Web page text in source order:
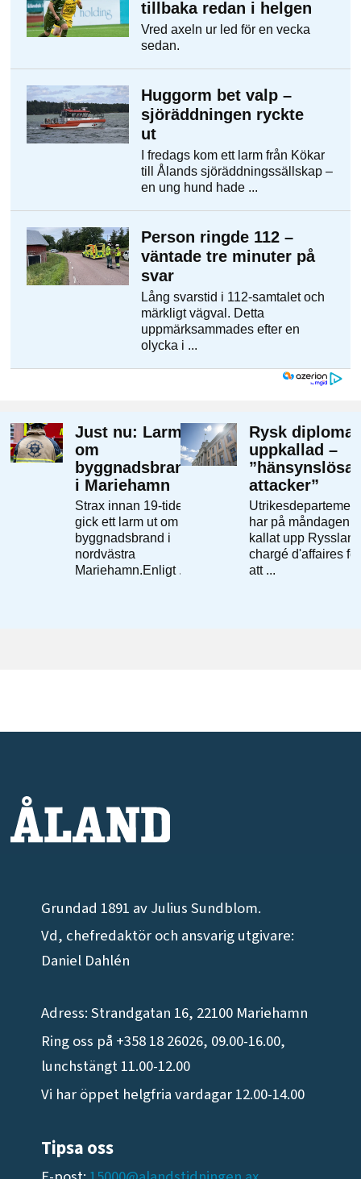
Grundad 1891 av Julius Sundblom.
Vd, chefredaktör och ansvarig utgivare:
Daniel Dahlén
Adress: Strandgatan 16, 22100 Mariehamn
Ring oss på +358 18 26026, 09.00-16.00,
lunchstängt 11.00-12.00
Vi har öppet helgfria vardagar 12.00-14.00
Tipsa oss